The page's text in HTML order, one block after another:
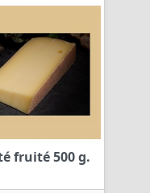
fruité 500 g.